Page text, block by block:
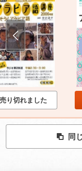
売り切れました
同